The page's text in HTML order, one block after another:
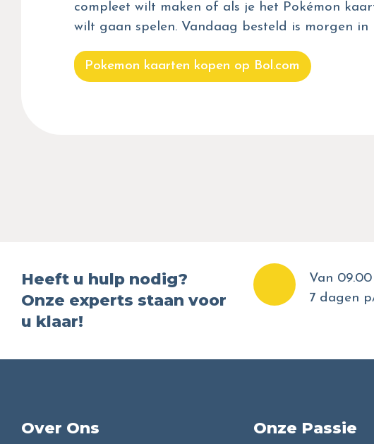
compleet wilt maken of als je het Pokémon
wilt gaan spelen. Vandaag besteld is morgen in
Pokemon kaarten kopen op Bol.com
Heeft u hulp nodig?
Onze experts staan voor
u klaar!
Van
7 dagen
Over Ons Onze Passie